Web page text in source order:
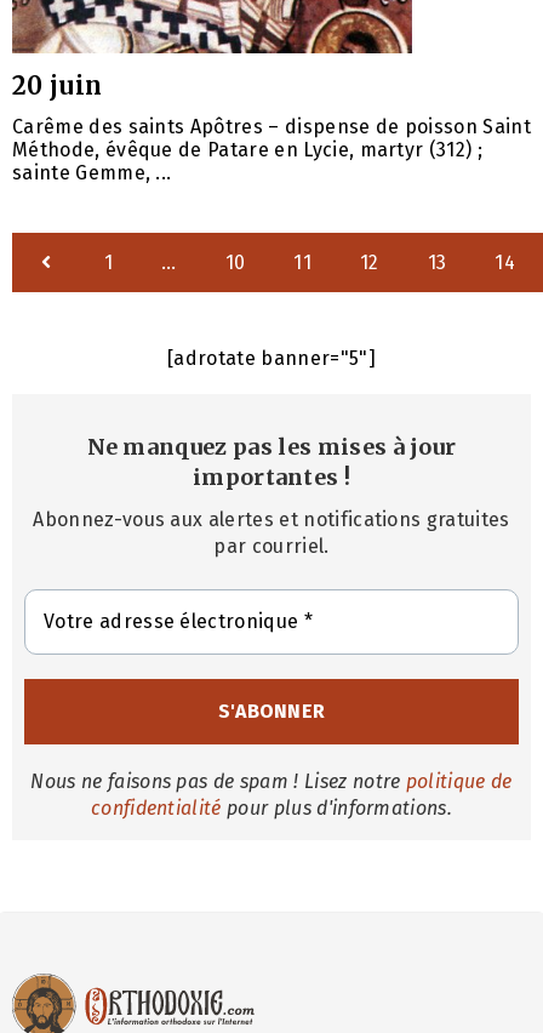
20 juin
Carême des saints Apôtres – dispense de poisson Saint
Méthode, évêque de Patare en Lycie, martyr (312) ;
sainte Gemme, ...
1 … 10 11 12 13 14
[adrotate banner="5"]
Ne manquez pas les mises à jour
importantes !
Abonnez-vous aux alertes et notifications gratuites
par courriel.
Nous ne faisons pas de spam ! Lisez notre politique de
confidentialité pour plus d'informations.